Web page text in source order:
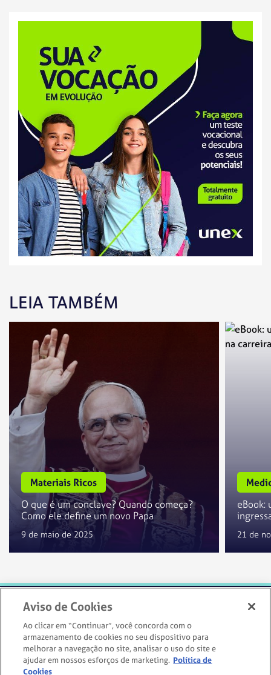
LEIA TAMBÉM
Materiais Ricos
O que é um conclave? Quando começa?
Como ele define um novo Papa
9 de maio de 2025
eBook:
21 de
IR PARA O SITE
Aviso de Cookies
Ao clicar em “Continuar”, você concorda com o
armazenamento de cookies no seu dispositivo para
melhorar a navegação no site, analisar o uso do site e
ajudar em nossos esforços de marketing. Política de
Cookies